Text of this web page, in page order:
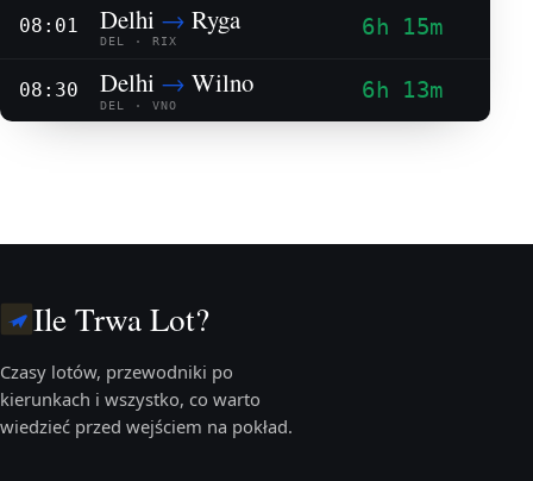
08:01 Delhi → Ryga
DEL · RIX
6h 15m
08:30 Delhi → Wilno
DEL · VNO
6h 13m
Ile Trwa Lot?
Czasy lotów, przewodniki po
kierunkach i wszystko, co warto
wiedzieć przed wejściem na pokład.